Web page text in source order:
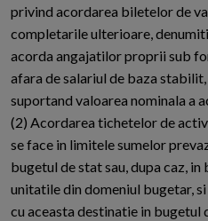
privind acordarea biletelor de
completarile ulterioare,
acorda angajatilor proprii sub
afara de salariul de baza
suportand valoarea nominala a
(2) Acordarea tichetelor de
se face in limitele sumelor
bugetul de stat sau, dupa caz,
unitatile din domeniul bugetar,
cu aceasta destinatie in bugetul